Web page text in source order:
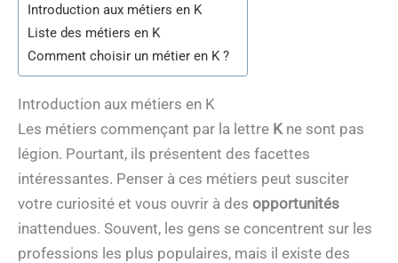
Introduction aux métiers en K
Liste des métiers en K
Comment choisir un métier en K ?
Introduction aux métiers en K
Les métiers commençant par la lettre K ne sont pas
légion. Pourtant, ils présentent des facettes
intéressantes. Penser à ces métiers peut susciter
votre curiosité et vous ouvrir à des opportunités
inattendues. Souvent, les gens se concentrent sur les
professions les plus populaires, mais il existe des